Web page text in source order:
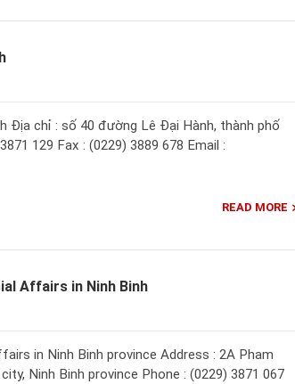
Địa chỉ : số 40 đường Lê Đại Hành, thành phố
129 Fax : (0229) 3889 678 Email :
READ MORE
Affairs in Ninh Binh
in Ninh Binh province Address : 2A Pham
Ninh Binh province Phone : (0229) 3871 067